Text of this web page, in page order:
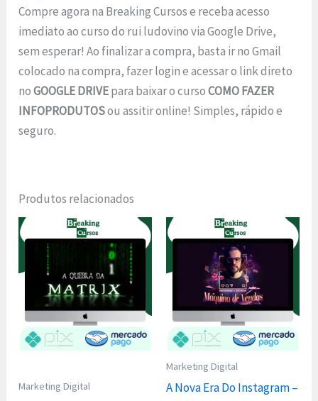
Compre agora na Breaking Cursos e receba acesso
imediato ao curso do rui ludovino via Google Drive,
sem esperar! Ao finalizar a compra, basta ir no Gmail
colocado na compra, fazer login e acessar o link direto
noGOOGLE DRIVEpara baixar o cursoCOMO FAZER
INFOPRODUTOSou assitir online! Simples, rápido e
seguro.
Produtos relacionados
Marketing Digital
Marketing Digital
A Nova Era Do Instagram –